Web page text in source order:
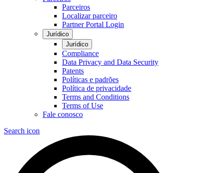
Parceiros
Localizar parceiro
Partner Portal Login
Jurídico
Jurídico
Compliance
Data Privacy and Data Security
Patents
Políticas e padrões
Política de privacidade
Terms and Conditions
Terms of Use
Fale conosco
Search icon